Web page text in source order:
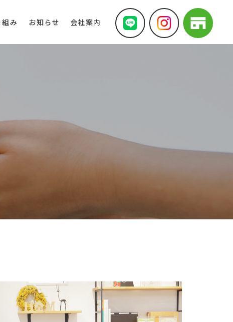
み お知らせ 会社案内